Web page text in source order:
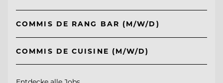
COMMIS DE RANG BAR (M/W/D)
COMMIS DE CUISINE (M/W/D)